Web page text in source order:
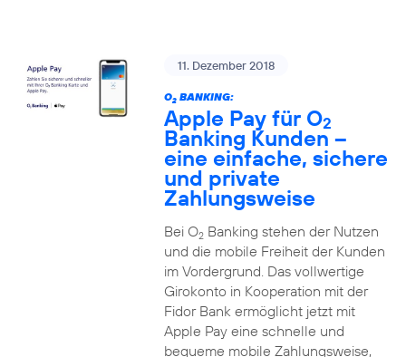
11. Dezember 2018
O2BANKING:
Apple Pay für O2
Banking Kunden –
eine einfache, sichere
und private
Zahlungsweise
Bei O2Banking stehen der Nutzen
und die mobile Freiheit der Kunden
im Vordergrund. Das vollwertige
Girokonto in Kooperation mit der
Fidor Bank ermöglicht jetzt mit
Apple Pay eine schnelle und
bequeme mobile Zahlungsweise,